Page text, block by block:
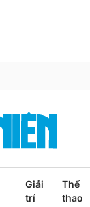
Giải
trí
Thể
thao